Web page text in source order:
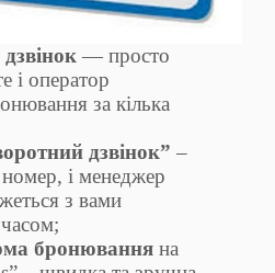
— просто
і оператор
за кілька
дзвінок” –
номер, і менеджер
з вами
бронювання на